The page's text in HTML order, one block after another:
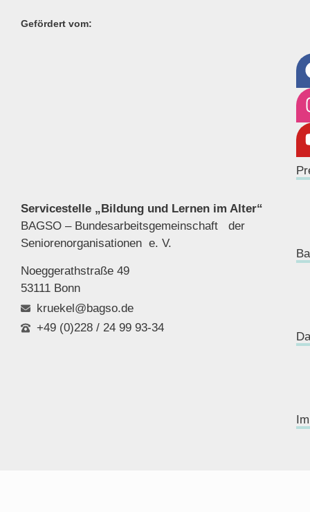
Gefördert vom:
Servicestelle „Bildung und Lernen im Alter“
BAGSO – Bundesarbeitsgemeinschaft der
Seniorenorganisationen e. V.
Noeggerathstraße 49
53111 Bonn
kruekel@bagso.de
+49 (0)228 / 24 99 93-34